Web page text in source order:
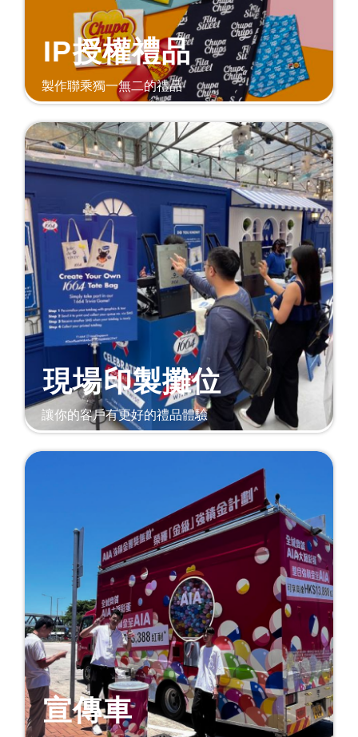
IP授權禮品
製作聯乘獨一無二的禮品
現場印製攤位
讓你的客戶有更好的禮品體驗
宣傳車